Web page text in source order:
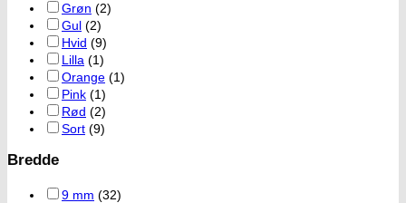
Grøn (2)
Gul (2)
Hvid (9)
Lilla (1)
Orange (1)
Pink (1)
Rød (2)
Sort (9)
Bredde
9 mm (32)